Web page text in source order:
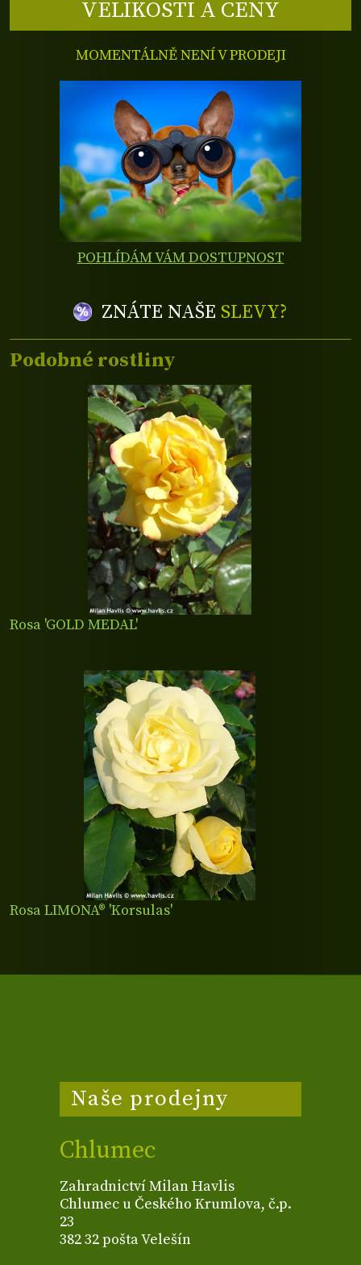
VELIKOSTI A CENY
MOMENTÁLNĚ NENÍ V PRODEJI
POHLÍDÁM VÁM DOSTUPNOST
ZNÁTE NAŠE SLEVY?
Podobné rostliny
Rosa 'GOLD MEDAL'
Rosa LIMONA® 'Korsulas'
Naše prodejny
Chlumec
Zahradnictví Milan Havlis
Chlumec u Českého Krumlova, č.p.
23
382 32 pošta Velešín